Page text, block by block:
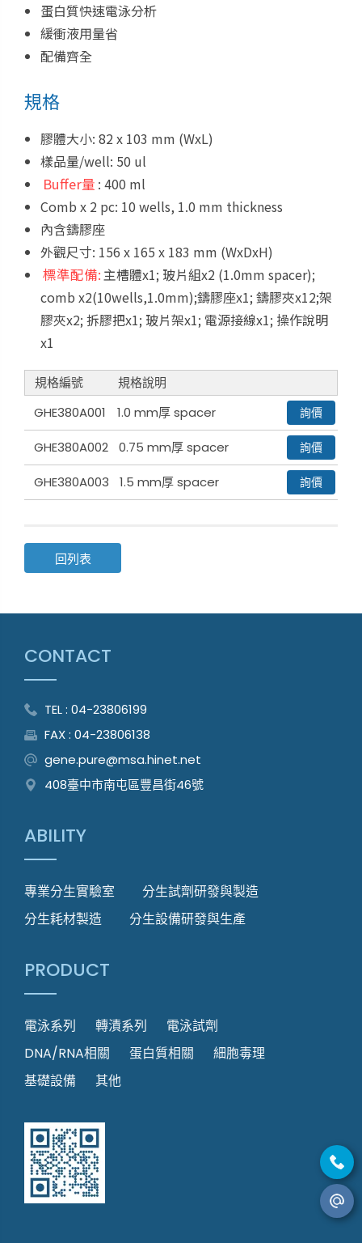
蛋白質快速電泳分析
緩衝液用量省
配備齊全
規格
膠體大小: 82 x 103 mm (WxL)
樣品量/well: 50 ul
Buffer量 : 400 ml
Comb x 2 pc: 10 wells, 1.0 mm thickness
內含鑄膠座
外觀尺寸: 156 x 165 x 183 mm (WxDxH)
標準配備:主槽體x1; 玻片組x2 (1.0mm spacer);
comb x2(10wells,1.0mm);鑄膠座x1; 鑄膠夾x12;架
膠夾x2; 拆膠把x1; 玻片架x1; 電源接線x1; 操作說明
x1
規格編號
規格說明
GHE380A001
1.0 mm厚 spacer 詢價
GHE380A002 0.75 mm厚 spacer 詢價
GHE380A003 1.5 mm厚 spacer 詢價
回列表
CONTACT
TEL : 04-23806199
FAX : 04-23806138
gene.pure@msa.hinet.net
408臺中市南屯區豐昌街46號
ABILITY
專業分生實驗室
分生試劑研發與製造
分生耗材製造
分生設備研發與生產
PRODUCT
電泳系列 轉漬系列
電泳試劑
DNA/RNA相關
蛋白質相關
細胞毒理
基礎設備
其他